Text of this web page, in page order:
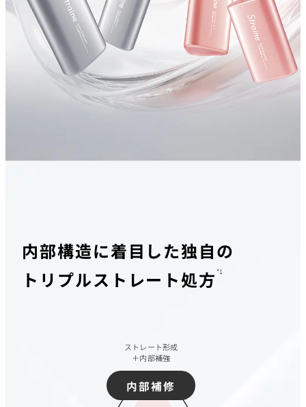
内部構造に着目した独自の
トリプルストレート処方 *1
ストレート形成
＋内部補強
内部補修